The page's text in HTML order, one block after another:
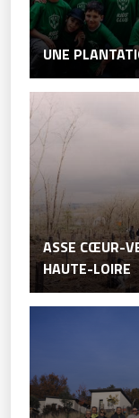
UNE
ASSE CŒUR-
HAUTE-LOIRE